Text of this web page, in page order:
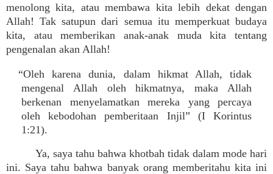
menolong kita, atau membawa kita lebih dekat dengan
Allah! Tak satupun dari semua itu memperkuat budaya
kita, atau memberikan anak-anak muda kita tentang
pengenalan akan Allah!
“Oleh karena dunia, dalam hikmat Allah, tidak
mengenal Allah oleh hikmatnya, maka Allah
berkenan menyelamatkan mereka yang percaya
oleh kebodohan pemberitaan Injil” (I Korintus
1:21).
Ya, saya tahu bahwa khotbah tidak dalam mode hari
ini. Saya tahu bahwa banyak orang memberitahu kita ini